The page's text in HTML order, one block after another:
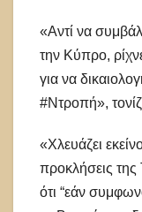
«Αντί να
την Κύπρο,
για να
#Ντροπή»,
«Χλευάζει
προκλήσεις
ότι “εάν